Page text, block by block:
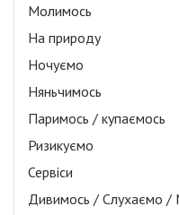
Молимось
На природу
Ночуємо
Няньчимось
Паримось / купаємось
Ризикуємо
Сервіси
Дивимось / Слухаємо /